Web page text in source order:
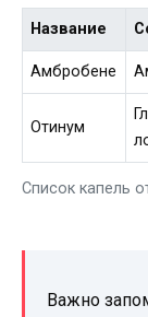
Список капель
Название
Амбробене
Отинум
Важно